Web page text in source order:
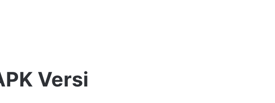
Versi